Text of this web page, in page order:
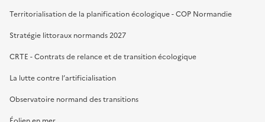
Territorialisation de la planification écologique - COP Normandie
Stratégie littoraux normands 2027
CRTE - Contrats de relance et de transition écologique
La lutte contre l’artificialisation
Observatoire normand des transitions